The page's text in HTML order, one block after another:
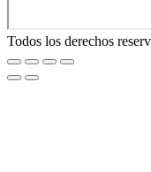
Todos los derechos